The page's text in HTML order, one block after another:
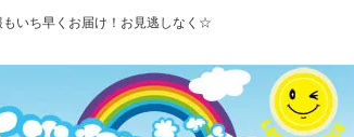
もいち早くお届け！お見逃しなく☆